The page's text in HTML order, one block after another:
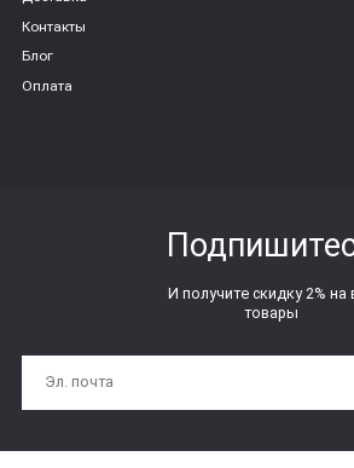
Контакты
Блог
Оплата
И получите скидку 2% на
товары